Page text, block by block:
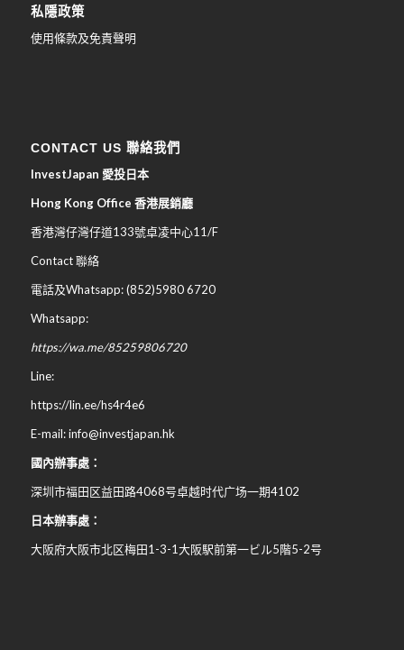
私隱政策
使用條款及免責聲明
CONTACT US 聯絡我們
InvestJapan 愛投日本
Hong Kong Office 香港展銷廳
香港灣仔灣仔道133號卓凌中心11/F
Contact 聯絡
電話及Whatsapp: (852)5980 6720
Whatsapp:
https://wa.me/85259806720
Line:
https://lin.ee/hs4r4e6
E-mail: info@investjapan.hk
國內辦事處：
深圳市福田区益田路4068号卓越时代广场一期4102
日本辦事處：
大阪府大阪市北区梅田1-3-1大阪駅前第一ビル5階5-2号